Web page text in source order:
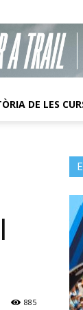
DE LES
885